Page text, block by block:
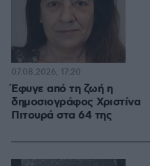
Έφυγε από τη ζωή η
δημοσιογράφος Χριστίνα
Πιτουρά στα 64 της
07.08.2026, 17:20